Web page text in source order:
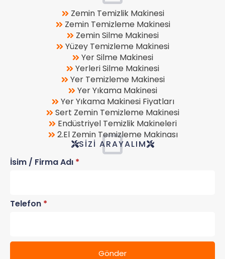
Zemin Temizlik Makinesi
Zemin Temizleme Makinesi
Zemin Silme Makinesi
Yüzey Temizleme Makinesi
Yer Silme Makinesi
Yerleri Silme Makinesi
Yer Temizleme Makinesi
Yer Yıkama Makinesi
Yer Yıkama Makinesi Fiyatları
Sert Zemin Temizleme Makinesi
Endüstriyel Temizlik Makineleri
2.El Zemin Temizleme Makinası
SIZI ARAYALIM
İsim / Firma Adı *
Telefon *
Gönder